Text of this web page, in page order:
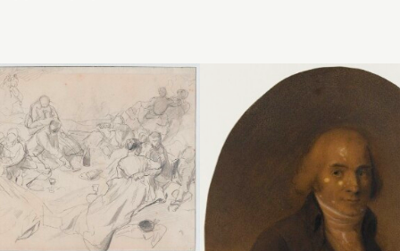
Vente de l’atelier
Clément Auguste
les 16 et 17 mai
Paris. Le dessin
identifié dans le
V. Pomarède et A.
ont tous deux rejeté
œuvre qui semble être
copie avec une fausse
signature, sans doute en